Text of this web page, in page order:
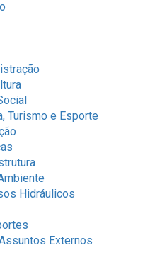
Turismo e Esporte
Hidráulicos
Externos